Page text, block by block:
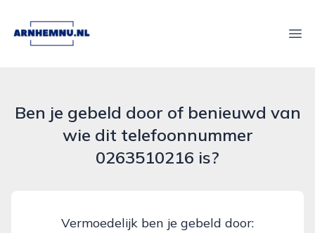
arnhemnu.nl
Ben je gebeld door of benieuwd van
wie dit telefoonnummer
0263510216 is?
Vermoedelijk ben je gebeld door: